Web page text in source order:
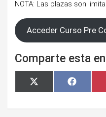
NOTA: Las plazas son
Acceder Curso Pre
Comparte esta
Compartir
en
X
(
w
en
F
a
e